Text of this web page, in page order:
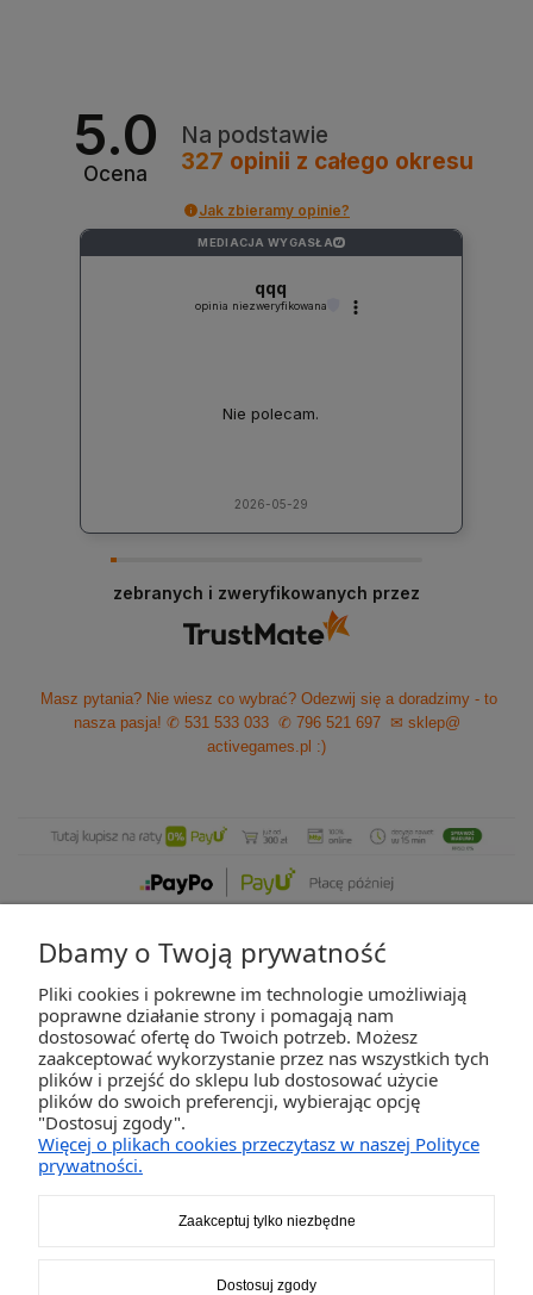
5.0
Ocena
Na podstawie
327 opinii z całego okresu
Jak zbieramy opinie?
MEDIACJA WYGASŁA ?
qqq
opinia niezweryfikowana
Nie polecam.
2026-05-29
zebranych i zweryfikowanych przez
Masz pytania? Nie wiesz co wybrać? Odezwij się a doradzimy - to
nasza pasja! ✆ 531 533 033 ✆ 796 521 697
✉ sklep@
activegames.pl :)
ZAKUPY
POMOC
2K-Invest Sp. j. Ul. Św. Wojciecha 60, 41-922 Radzionków, śląskie NIP: 645-241-94-
Dbamy o Twoją prywatność
Pliki cookies i pokrewne im technologie umożliwiają
poprawne działanie strony i pomagają nam
dostosować ofertę do Twoich potrzeb. Możesz
zaakceptować wykorzystanie przez nas wszystkich tych
plików i przejść do sklepu lub dostosować użycie
plików do swoich preferencji, wybierając opcję
"Dostosuj zgody".
Więcej o plikach cookies przeczytasz w naszej Polityce
prywatności.
Zaakceptuj tylko niezbędne
Dostosuj zgody